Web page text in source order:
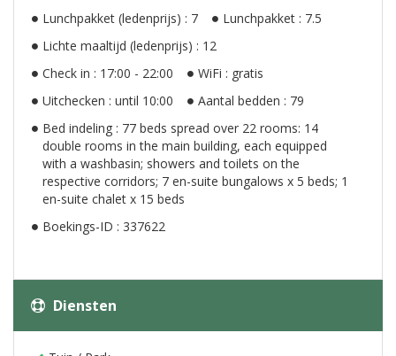
Lunchpakket (ledenprijs) : 7
Lunchpakket : 7.5
Lichte maaltijd (ledenprijs) : 12
Check in : 17:00 - 22:00
WiFi : gratis
Uitchecken : until 10:00
Aantal bedden : 79
Bed indeling : 77 beds spread over 22 rooms: 14
double rooms in the main building, each equipped
with a washbasin; showers and toilets on the
respective corridors; 7 en-suite bungalows x 5 beds; 1
en-suite chalet x 15 beds
Boekings-ID : 337622
Diensten